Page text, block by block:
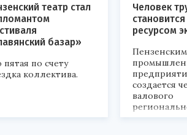
театр стал
базар»
пятая по счету
коллектива.
Человек
ресурсом
создается
валового
продукта и